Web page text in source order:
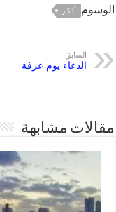
الوسوم أذكار
السابق
الدعاء يوم عرفة
مقالات مشابهة